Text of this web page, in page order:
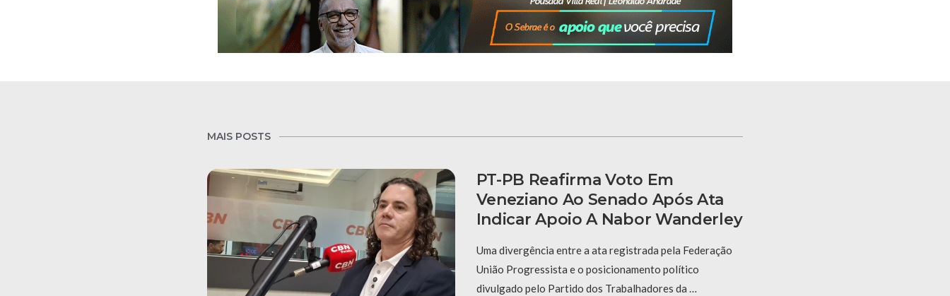
MAIS POSTS
PT-PB Reafirma Voto Em
Veneziano Ao Senado Após Ata
Indicar Apoio A Nabor Wanderley
Uma divergência entre a ata registrada pela Federação
União Progressista e o posicionamento político
divulgado pelo Partido dos Trabalhadores da …